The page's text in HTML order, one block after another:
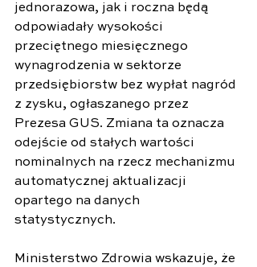
jednorazowa, jak i roczna będą
odpowiadały wysokości
przeciętnego miesięcznego
wynagrodzenia w sektorze
przedsiębiorstw bez wypłat nagród
z zysku, ogłaszanego przez
Prezesa GUS. Zmiana ta oznacza
odejście od stałych wartości
nominalnych na rzecz mechanizmu
automatycznej aktualizacji
opartego na danych
statystycznych.
Ministerstwo Zdrowia wskazuje, że